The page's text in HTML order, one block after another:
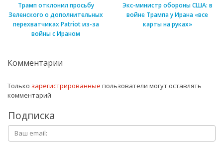
Трамп отклонил просьбу
Зеленского о дополнительных
перехватчиках Patriot из-за
войны с Ираном
Экс-министр обороны США: в
войне Трампа у Ирана «все
карты на руках»
Комментарии
Только зарегистрированные пользователи могут оставлять
комментарий
Подписка